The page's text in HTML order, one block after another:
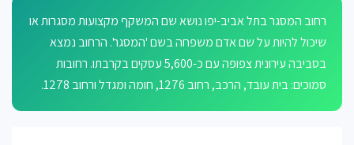
רחוב המסגר בתל אביב-יפו נושא שם המשקף מקצועות מסגרות או
שיכול להיות על שם אדם משפחה בשם 'המסגר'. הרחוב נמצא
בסביבה עירונית צפופה עם כ-5,600 עסקים בקרבתו. רחובות
סמוכים: בית עובד, הרכב, רחוב 1276, חומה ומגדל ורחוב 1278.